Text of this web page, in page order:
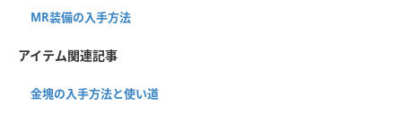
MR装備の入手方法
アイテム関連記事
金塊の入手方法と使い道